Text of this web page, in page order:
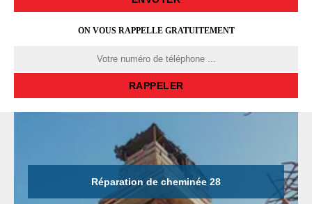
ON VOUS RAPPELLE GRATUITEMENT
Réparation de cheminée 28